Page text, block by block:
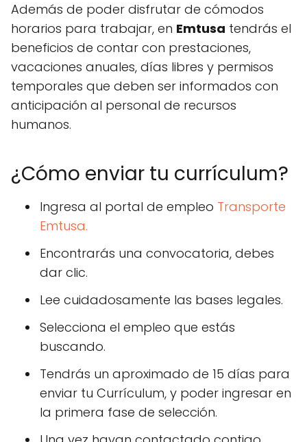
Además de poder disfrutar de cómodos
horarios para trabajar, en Emtusa tendrás el
beneficios de contar con prestaciones,
vacaciones anuales, días libres y permisos
temporales que deben ser informados con
anticipación al personal de recursos
humanos.
¿Cómo enviar tu currículum?
Ingresa al portal de empleo Transporte
Emtusa.
Encontrarás una convocatoria, debes
dar clic.
Lee cuidadosamente las bases legales.
Selecciona el empleo que estás
buscando.
Tendrás un aproximado de 15 días para
enviar tu Currículum, y poder ingresar en
la primera fase de selección.